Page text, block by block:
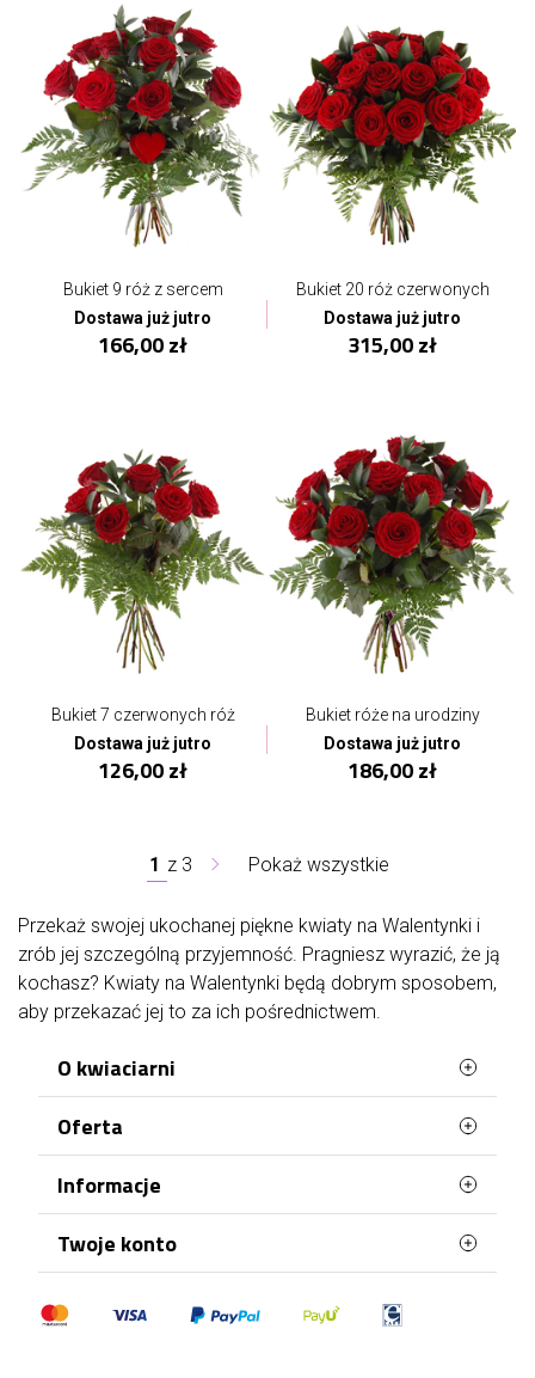
Bukiet 9 róż z sercem
Dostawa już jutro
166,00 zł
Bukiet 20 róż czerwonych
Dostawa już jutro
315,00 zł
Bukiet 7 czerwonych róż
Dostawa już jutro
126,00 zł
Bukiet róże na urodziny
Dostawa już jutro
186,00 zł
1 z 3 Pokaż wszystkie
Przekaż swojej ukochanej piękne kwiaty na Walentynki i
zrób jej szczególną przyjemność. Pragniesz wyrazić, że ją
kochasz? Kwiaty na Walentynki będą dobrym sposobem,
aby przekazać jej to za ich pośrednictwem.
O kwiaciarni
Zapraszamy do odwiedzenia Telekwiaciarni
Jelenia Góra!
W naszej kwiaciarni wysyłkowej znajdziesz wiele
kwiatowych kompozycji na różne okazje, który
dowozimy pod wskazany adres na terenie
miasta. Wszystkie wiązanki wykonujemy ze
lokalnych dostawców. Przekonaj się o najwyższej
jakości, którą gwarantujemy i zamów kwiaty
Oferta
Mapa strony
Informacje
Polityka Prywatności
Polityka plików "cookies"
Twoje konto
Zamówienia